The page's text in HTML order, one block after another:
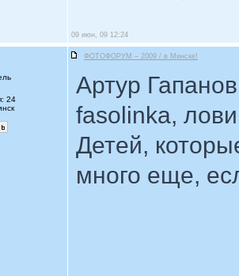
09 июн, 09 12:24
ФОТОФОРУМ – 2009 / в Минске!
24
Артур
fasolinka,
Детей,
много еще,